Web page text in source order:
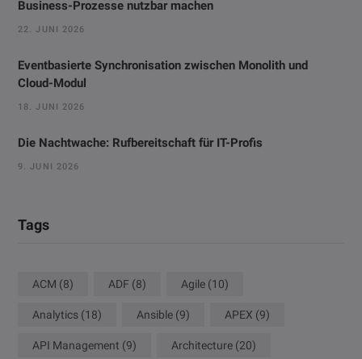
Business-Prozesse nutzbar machen
22. JUNI 2026
Eventbasierte Synchronisation zwischen Monolith und
Cloud-Modul
18. JUNI 2026
Die Nachtwache: Rufbereitschaft für IT-Profis
9. JUNI 2026
Tags
ACM (8) ADF (8) Agile (10)
Analytics (18) Ansible (9) APEX (9)
API Management (9) Architecture (20)